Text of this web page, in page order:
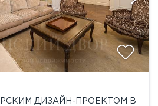
ДИЗАЙН-ПРОЕКТОМ В